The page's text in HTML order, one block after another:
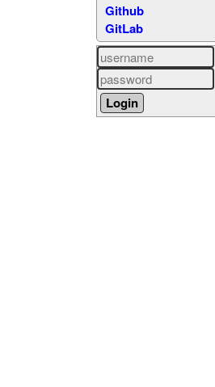
Github
GitLab